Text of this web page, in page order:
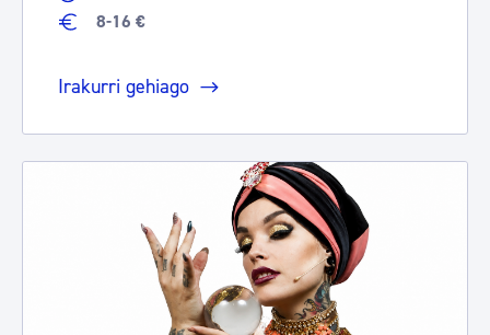
8-16 €
Irakurri gehiago